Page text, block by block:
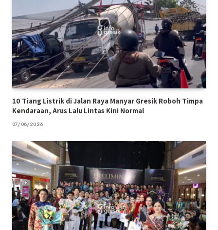
10 Tiang Listrik di Jalan Raya Manyar Gresik Roboh Timpa
Kendaraan, Arus Lalu Lintas Kini Normal
07/08/2026